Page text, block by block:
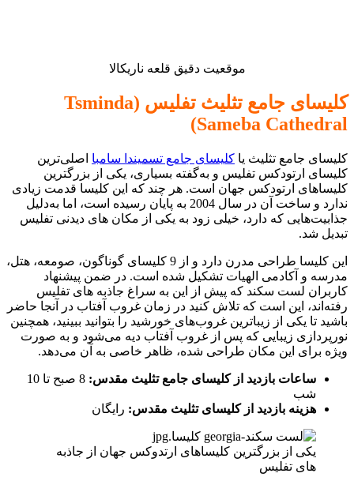
موقعیت دقیق قلعه ناریکالا
کلیسای جامع تثلیث تفلیس (Tsminda
Sameba Cathedral)
کلیسای جامع تثلیث یا کلیسای جامع تسمیندا سامبا اصلی‌ترین
کلیسای ارتودکس تفلیس و به‌گفته بسیاری، یکی از بزرگترین
کلیساهای ارتودکس جهان است. هر چند که این کلیسا قدمت زیادی
ندارد و ساخت آن در سال 2004 به پایان رسیده‌ است، اما به‌دلیل
جذابیت‌هایی که دارد، خیلی زود به یکی از مکان های دیدنی تفلیس
تبدیل شد.
این کلیسا طراحی مدرن دارد و از 9 کلیسای گوناگون، صومعه، هتل،
مدرسه و آکادمی الهیات تشکیل شده است. در ضمن پیشنهاد
کاربران لست سکند که پیش از این به سراغ جاذبه های تفلیس
رفته‌اند، این است که تلاش کنید در زمان غروب آفتاب در آنجا حاضر
باشید تا یکی از زیباترین غروب‌های خورشید را بتوانید ببینید، همچنین
نورپردازی زیبایی که پس از غروب آفتاب دیه می‌شود و به صورت
ویژه برای این مکان طراحی شده، ظاهر خاصی به آن می‌دهد.
ساعات بازدید از کلیسای جامع تثلیث مقدس:
8 صبح تا 10
شب
هزینه بازدید از کلیسای تثلیث مقدس: رایگان
یکی از بزرگترین کلیساهای ارتدوکس جهان از جاذبه
های تفلیس